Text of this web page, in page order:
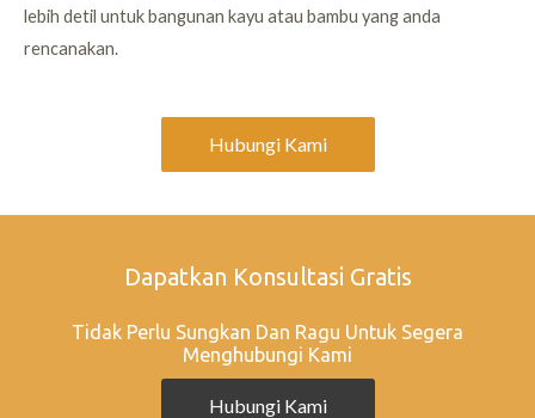
lebih detil untuk bangunan kayu atau bambu yang anda
rencanakan.
Hubungi Kami
Dapatkan Konsultasi Gratis
Tidak Perlu Sungkan Dan Ragu Untuk Segera
Menghubungi Kami
Hubungi Kami